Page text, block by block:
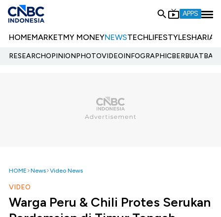
APPS
HOMEMARKETMY MONEYNEWSTECHLIFESTYLESHARIA
RESEARCHOPINIONPHOTOVIDEOINFOGRAPHIC
HOME News Video News
VIDEO
Warga Peru & Chili Protes Serukan